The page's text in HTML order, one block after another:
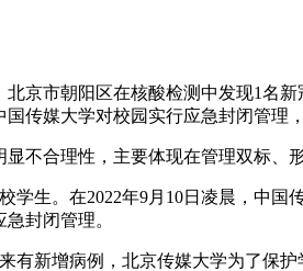
京市朝阳区在核酸检测中发现1名
传媒大学对校园实行应急封闭管理
不合理性，主要体现在管理双标、
生。在2022年9月10日凌晨，中
封闭管理。
新增病例，北京传媒大学为了保护